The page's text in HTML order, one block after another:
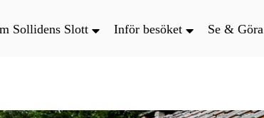
Sollidens Slott Inför besöket Se & Göra